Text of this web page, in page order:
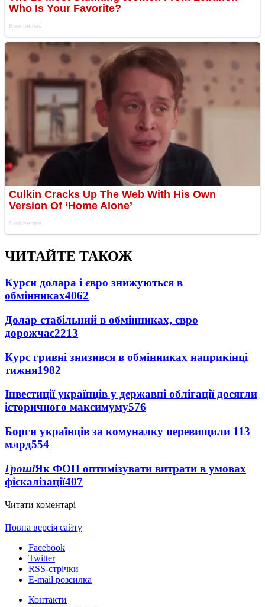
ЧИТАЙТЕ ТАКОЖ
Курси долара і євро знижуються в
обмінниках4062
Долар стабільний в обмінниках, євро
дорожчає2213
Курс гривні знизився в обмінниках наприкінці
тижня1982
Інвестиції українців у державні облігації досягли
історичного максимуму576
Борги українців за комуналку перевищили 113
млрд554
ГрошіЯк ФОП оптимізувати витрати в умовах
фіскалізації407
Читати коментарі
Повна версія сайту
Facebook
Twitter
RSS-стрічки
E-mail розсилка
Контакти